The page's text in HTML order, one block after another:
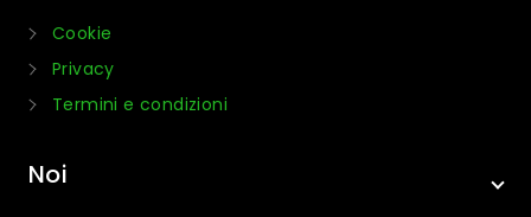
Cookie
Privacy
Termini e condizioni
Noi